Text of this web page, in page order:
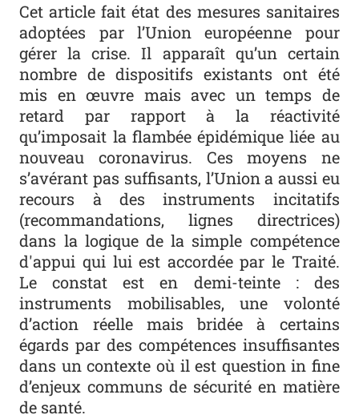
Cet article fait état des mesures sanitaires
adoptées par l’Union européenne pour
gérer la crise. Il apparaît qu’un certain
nombre de dispositifs existants ont été
mis en œuvre mais avec un temps de
retard par rapport à la réactivité
qu’imposait la flambée épidémique liée au
nouveau coronavirus. Ces moyens ne
s’avérant pas suffisants, l’Union a aussi eu
recours à des instruments incitatifs
(recommandations, lignes directrices)
dans la logique de la simple compétence
d'appui qui lui est accordée par le Traité.
Le constat est en demi-teinte : des
instruments mobilisables, une volonté
d’action réelle mais bridée à certains
égards par des compétences insuffisantes
dans un contexte où il est question in fine
d’enjeux communs de sécurité en matière
de santé.